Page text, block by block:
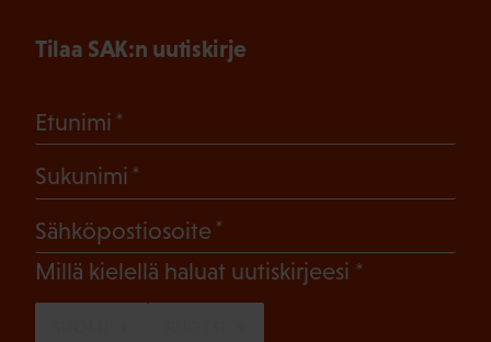
Tilaa SAK:n uutiskirje
Etunimi
Sukunimi
Sähköpostiosoite
Millä kielellä haluat uutiskirjeesi (Pakollinen)